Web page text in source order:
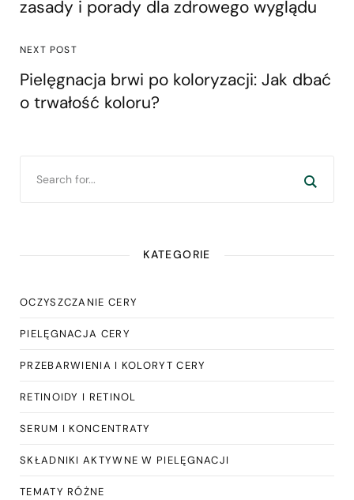
zasady i porady dla zdrowego wyglądu
NEXT POST
Pielęgnacja brwi po koloryzacji: Jak dbać
o trwałość koloru?
KATEGORIE
OCZYSZCZANIE CERY
PIELĘGNACJA CERY
PRZEBARWIENIA I KOLORYT CERY
RETINOIDY I RETINOL
SERUM I KONCENTRATY
SKŁADNIKI AKTYWNE W PIELĘGNACJI
TEMATY RÓŻNE